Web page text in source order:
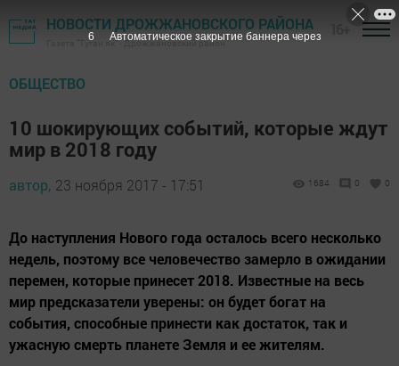
НОВОСТИ ДРОЖЖАНОВСКОГО РАЙОНА
Газета "Туган як" - Дрожжановский район
ОБЩЕСТВО
10 шокирующих событий, которые ждут
мир в 2018 году
автор, 23 ноября 2017 - 17:51 1684 0 0
До наступления Нового года осталось всего несколько
недель, поэтому все человечество замерло в ожидании
перемен, которые принесет 2018. Известные на весь
мир предсказатели уверены: он будет богат на
события, способные принести как достаток, так и
ужасную смерть планете Земля и ее жителям.
5 Автоматическое закрытие баннера через